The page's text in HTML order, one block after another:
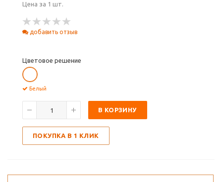
Цена за 1 шт.
добавить отзыв
Цветовое решение
Белый
В КОРЗИНУ
ПОКУПКА В 1 КЛИК